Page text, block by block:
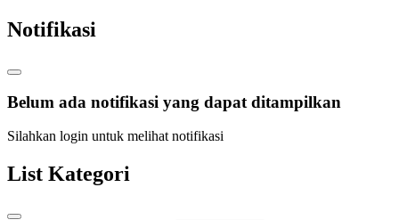
Notifikasi
Belum ada notifikasi yang dapat ditampilkan
Silahkan login untuk melihat notifikasi
List Kategori